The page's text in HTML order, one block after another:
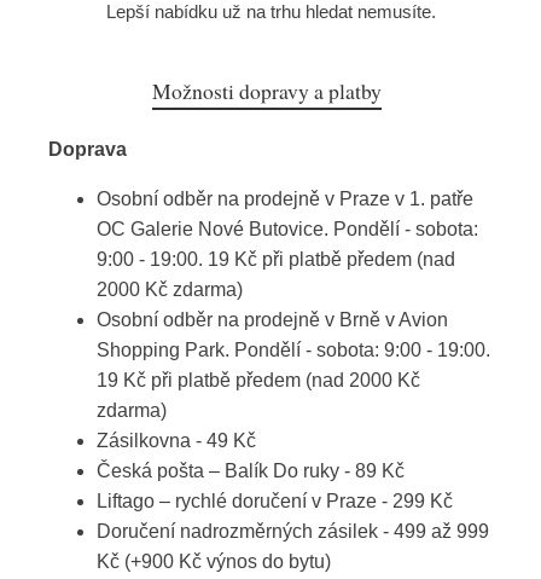
Lepší nabídku už na trhu hledat nemusíte.
Možnosti dopravy a platby
Doprava
Osobní odběr na prodejně v Praze v 1. patře
OC Galerie Nové Butovice. Pondělí - sobota:
9:00 - 19:00. 19 Kč při platbě předem (nad
2000 Kč zdarma)
Osobní odběr na prodejně v Brně v Avion
Shopping Park. Pondělí - sobota: 9:00 - 19:00.
19 Kč při platbě předem (nad 2000 Kč
zdarma)
Zásilkovna - 49 Kč
Česká pošta – Balík Do ruky - 89 Kč
Liftago – rychlé doručení v Praze - 299 Kč
Doručení nadrozměrných zásilek - 499 až 999
Kč (+900 Kč výnos do bytu)